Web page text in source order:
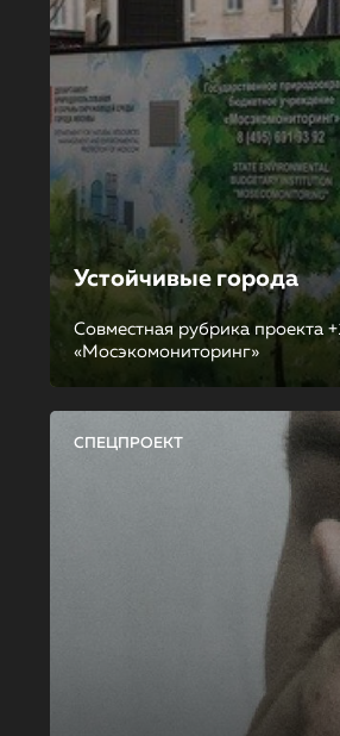
Устойчивые города
Совместная рубрика проекта
«Мосэкомониторинг»
СПЕЦПРОЕКТ